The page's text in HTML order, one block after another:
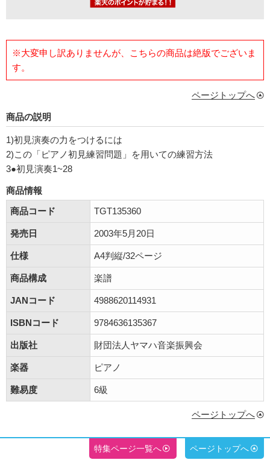
※大変申し訳ありませんが、こちらの商品は絶版でございま
す。
ページトップへ
商品の説明
1)初見演奏の力をつけるには
2)この「ピアノ初見練習問題」を用いての練習方法
3●初見演奏1~28
商品情報
商品コード
TGT135360
発売日 2003年5月20日
仕様 A4判縦/32ページ
商品構成 楽譜
JANコード 4988620114931
ISBNコード 9784636135367
出版社 財団法人ヤマハ音楽振興会
楽器 ピアノ
難易度 6級
ページトップへ
特集ページ一覧へ ページトップへ